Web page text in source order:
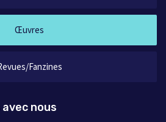
Œuvres
Fanzines
nous